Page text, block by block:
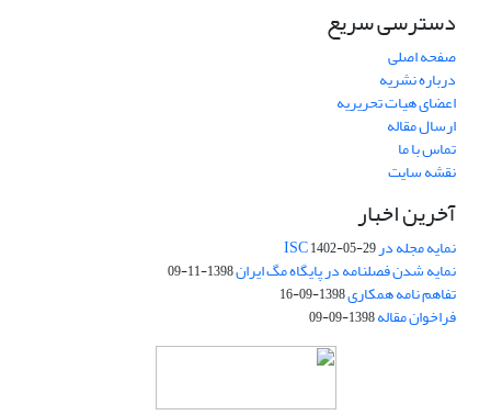
دسترسی سریع
صفحه اصلی
درباره نشریه
اعضای هیات تحریریه
ارسال مقاله
تماس با ما
نقشه سایت
آخرین اخبار
نمایه مجله در ISC1402-05-29
نمایه شدن فصلنامه در پایگاه مگ ایران1398-11-09
تفاهم نامه همکاری1398-09-16
فراخوان مقاله1398-09-09